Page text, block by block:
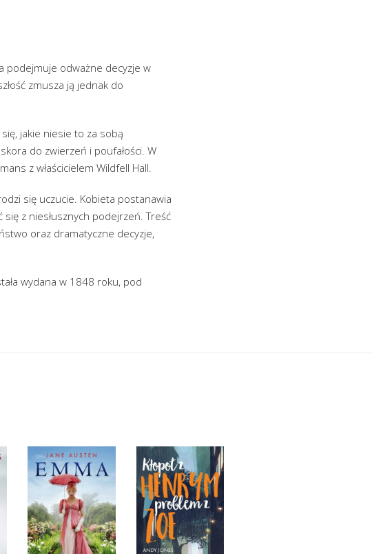
podejmuje odważne decyzje w
zmusza ją jednak do
jakie niesie to za sobą
do zwierzeń i poufałości. W
z właścicielem Wildfell Hall.
się uczucie. Kobieta postanawia
z niesłusznych podejrzeń. Treść
oraz dramatyczne decyzje,
wydana w 1848 roku, pod